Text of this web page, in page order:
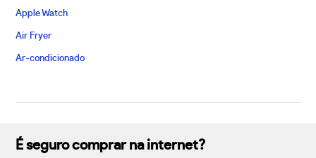
Apple Watch
Air Fryer
Ar-condicionado
É seguro comprar na internet?